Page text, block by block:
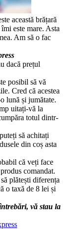
această brățară
este mare. Asta
Am să o fac
dacă prețul
posibil să vă
Cred că acestea
lună și jumătate.
uitați-vă la
totul dintr-
să achitați
din coș asta
că veți face
comandat.
plătești diferența
o taxă de 8 lei și
vă stau la